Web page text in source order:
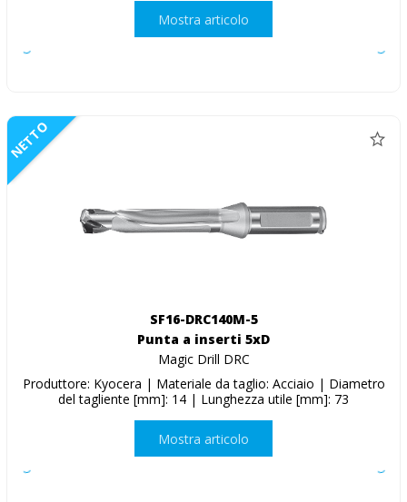
Mostra articolo
NETTO
SF16-DRC140M-5
Punta a inserti 5xD
Magic Drill DRC
Produttore: Kyocera | Materiale da taglio: Acciaio | Diametro
del tagliente [mm]: 14 | Lunghezza utile [mm]: 73
Mostra articolo